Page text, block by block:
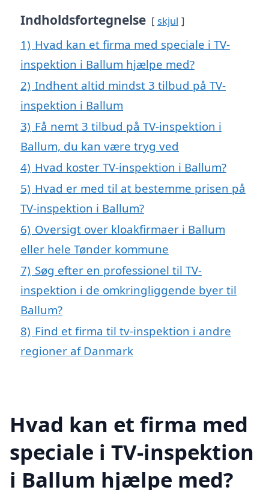
Indholdsfortegnelse skjul
1) Hvad kan et firma med speciale i TV-
inspektion i Ballum hjælpe med?
2) Indhent altid mindst 3 tilbud på TV-
inspektion i Ballum
3) Få nemt 3 tilbud på TV-inspektion i
Ballum, du kan være tryg ved
4) Hvad koster TV-inspektion i Ballum?
5) Hvad er med til at bestemme prisen på
TV-inspektion i Ballum?
6) Oversigt over kloakfirmaer i Ballum
eller hele Tønder kommune
7) Søg efter en professionel til TV-
inspektion i de omkringliggende byer til
Ballum?
8) Find et firma til tv-inspektion i andre
regioner af Danmark
Hvad kan et firma med
speciale i TV-inspektion
i Ballum hjælpe med?